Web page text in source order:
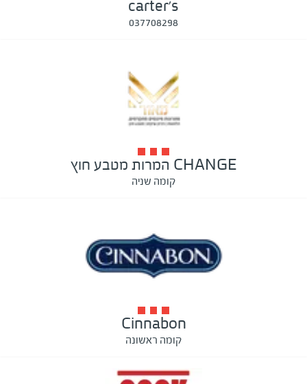
carter's
037708298
CHANGE המרות מטבע חוץ
קומה שניה
Cinnabon
קומה ראשונה